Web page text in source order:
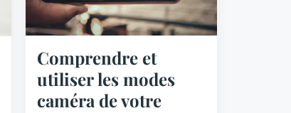
Comprendre et
utiliser les modes
caméra de votre